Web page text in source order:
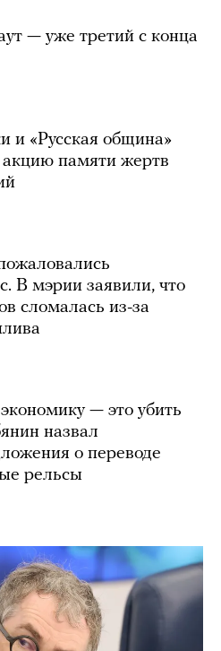
— уже третий с конца
и «Русская община»
акцию памяти жертв
В мэрии заявили, что
сломалась из-за
— это убить
назвал
о переводе
рельсы